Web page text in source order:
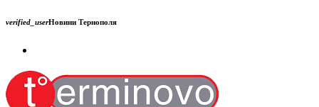
verified_userНовини Тернополя